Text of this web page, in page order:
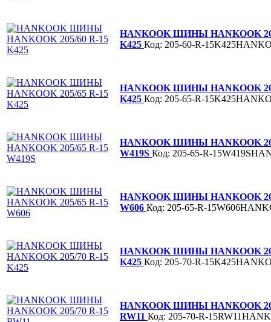
HANKOOK ШИНЫ HANKOOK
K425 Код: 205-60-R-
HANKOOK ШИНЫ HANKOOK
K425 Код: 205-65-R-
HANKOOK ШИНЫ HANKOOK
W419S Код: 205-65-R-
HANKOOK ШИНЫ HANKOOK
W606 Код: 205-65-R-
HANKOOK ШИНЫ HANKOOK
K425 Код: 205-70-R-
HANKOOK ШИНЫ HANKOOK
RW11 Код: 205-70-R-